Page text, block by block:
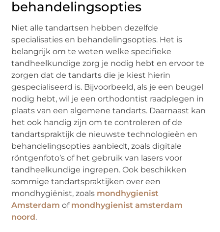
behandelingsopties
Niet alle tandartsen hebben dezelfde
specialisaties en behandelingsopties. Het is
belangrijk om te weten welke specifieke
tandheelkundige zorg je nodig hebt en ervoor te
zorgen dat de tandarts die je kiest hierin
gespecialiseerd is. Bijvoorbeeld, als je een beugel
nodig hebt, wil je een orthodontist raadplegen in
plaats van een algemene tandarts. Daarnaast kan
het ook handig zijn om te controleren of de
tandartspraktijk de nieuwste technologieën en
behandelingsopties aanbiedt, zoals digitale
röntgenfoto’s of het gebruik van lasers voor
tandheelkundige ingrepen. Ook beschikken
sommige tandartspraktijken over een
mondhygiënist, zoals mondhygienist
Amsterdam of mondhygienist amsterdam
noord.